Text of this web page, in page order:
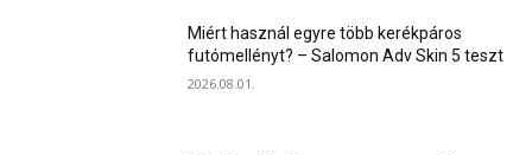
Miért használ egyre több kerékpáros
futómellényt? – Salomon Adv Skin 5 teszt
2026.08.01.